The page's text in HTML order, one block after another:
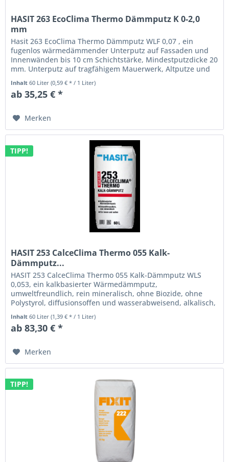
HASIT 263 EcoClima Thermo Dämmputz K 0-2,0
mm
Hasit 263 EcoClima Thermo Dämmputz WLF 0,07 , ein
fugenlos wärmedämmender Unterputz auf Fassaden und
Innenwänden bis 10 cm Schichtstärke, Mindestputzdicke 20
mm. Unterputz auf tragfähigem Mauerwerk, Altputze und
Inhalt60 Liter(0,59 € * / 1 Liter)
ab 35,25 € *
Merken
TIPP!
HASIT 253 CalceClima Thermo 055 Kalk-
Dämmputz...
HASIT 253 CalceClima Thermo 055 Kalk-Dämmputz WLS
0,053, ein kalkbasierter Wärmedämmputz,
umweltfreundlich, rein mineralisch, ohne Biozide, ohne
Polystyrol, diffusionsoffen und wasserabweisend, alkalisch,
Inhalt60 Liter(1,39 € * / 1 Liter)
ab 83,30 € *
Merken
TIPP!